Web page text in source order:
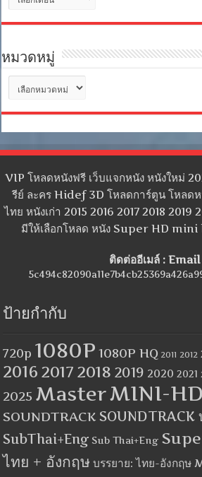
เก็บ
หมวดหมู่
หมู่
VIP โหลดหนังฟรี เว็บแจกหนัง หนังใหม่
รีย์ ละคร Hidef 3D โหลดการ์ตูน โหลด
ไทย หนังเก่า 2015 2016 2017 2018 2019
มีให้เลือกโหลด หนัง Super HD
ติดต่ออีเมล์ : Email
ป้ายกำกับ
720p 1080P 1080P HQ 2011 2012
2016 2017 2018 2019 2020 2021
2025 MasterMINI-HD
SOUNDTRACK SOUNDTRACK
SubThai+Eng Sub Thai+Eng
ไทย + อังกฤษ บรรยาย: ไทย-อังกฤษ